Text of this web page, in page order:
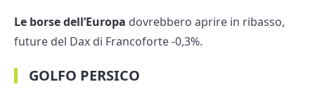
Le borse dell’Europa dovrebbero aprire in ribasso,
future del Dax di Francoforte -0,3%.
GOLFO PERSICO